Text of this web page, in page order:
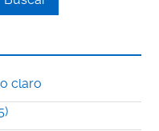
claro